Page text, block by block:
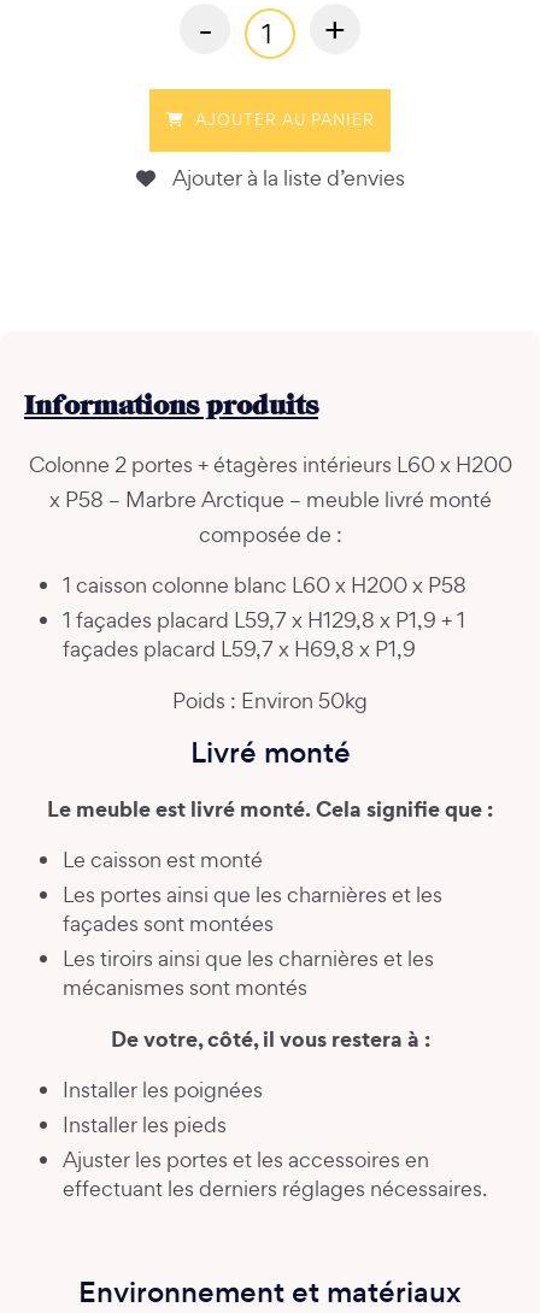
- +
AJOUTER AU PANIER
Ajouter à la liste d’envies
Informationsproduits
Colonne 2 portes + étagères intérieurs L60 x H200
x P58 – Marbre Arctique – meuble livré monté
composée de :
1 caisson colonne blanc L60 x H200 x P58
1 façades placard L59,7 x H129,8 x P1,9 + 1
façades placard L59,7 x H69,8 x P1,9
Poids : Environ 50kg
Livré monté
Le meuble est livré monté. Cela signifie que :
Le caisson est monté
Les portes ainsi que les charnières et les
façades sont montées
Les tiroirs ainsi que les charnières et les
mécanismes sont montés
De votre, côté, il vous restera à :
Installer les poignées
Installer les pieds
Ajuster les portes et les accessoires en
effectuant les derniers réglages nécessaires.
Environnement et matériaux